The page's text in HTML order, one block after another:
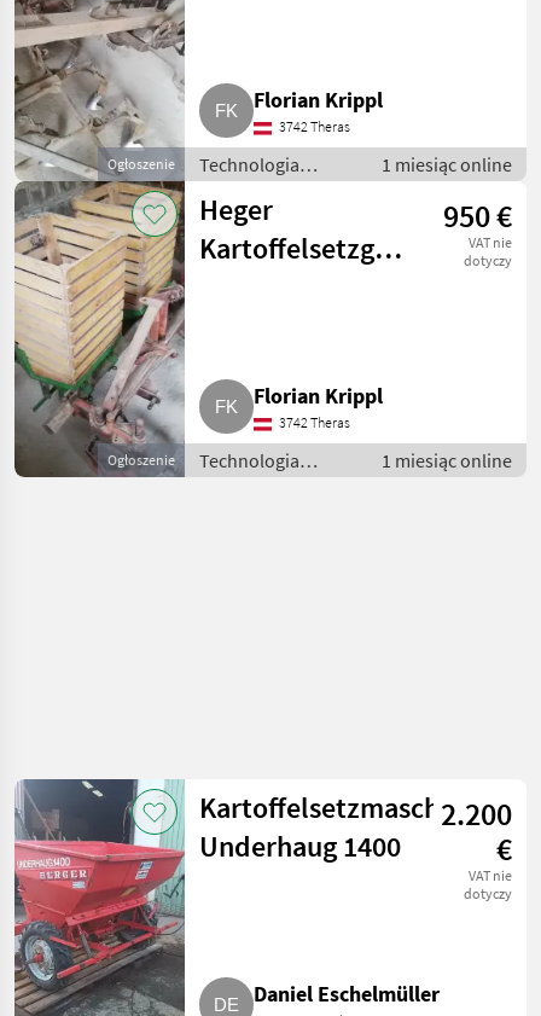
Ogłoszenie
Florian Krippl
3742 Theras
Technologia
ziemniaczana /
Inne rozwiązania
technologiczne dla
ziemniaków
1 miesiąc online
Ogłoszenie
Heger
Kartoffelsetzgerät
950 €
VAT nie
dotyczy
Florian Krippl
3742 Theras
Technologia
ziemniaczana /
1 miesiąc online
Kartoffelsetzmaschine
Underhaug 1400
2.200
€
VAT nie
dotyczy
Daniel Eschelmüller